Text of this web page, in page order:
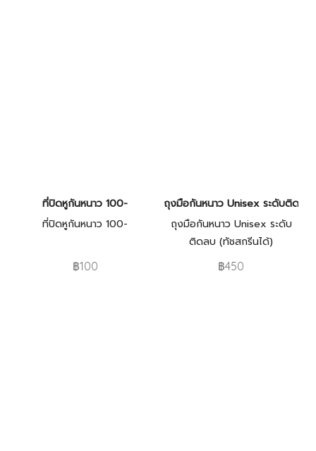
ที่ปิดหูกันหนาว 100-
ที่ปิดหูกันหนาว 100-
฿100
ถุงมือกันหนาว Unisex ระดับติดลบ
ถุงมือกันหนาว Unisex ระดับ
ติดลบ (ทัชสกรีนได้)
฿450